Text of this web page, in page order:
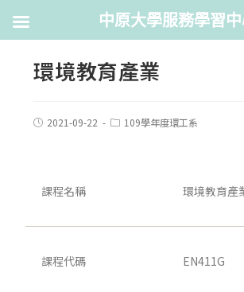
環境教育產業
2021-09-22 109學年度環工系
課程名稱 環境教育產
課程代碼 EN411G
中原大學服務學習